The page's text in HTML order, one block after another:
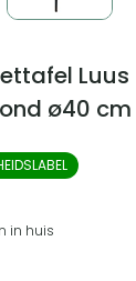
Luus
ø40
in huis